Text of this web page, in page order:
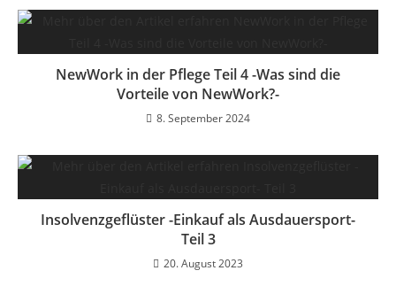
NewWork in der Pflege Teil 4 -Was sind die
Vorteile von NewWork?-
8. September 2024
Insolvenzgeflüster -Einkauf als Ausdauersport-
Teil 3
20. August 2023